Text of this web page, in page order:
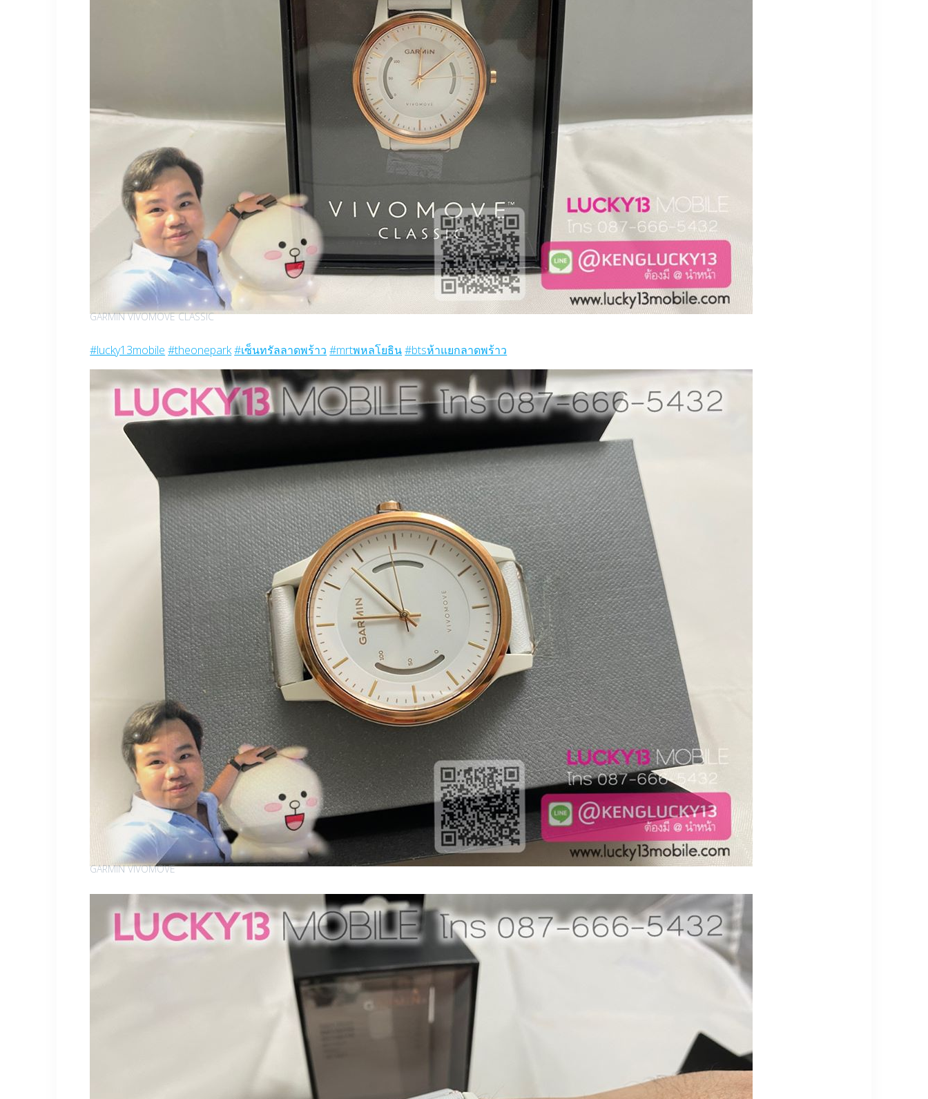
GARMIN VIVOMOVE CLASSIC
#lucky13mobile #theonepark#เซ็นทรัลลาดพร้าว #mrtพหลโยธิน#btsห้าแยกลาดพร้าว
GARMIN VIVOMOVE